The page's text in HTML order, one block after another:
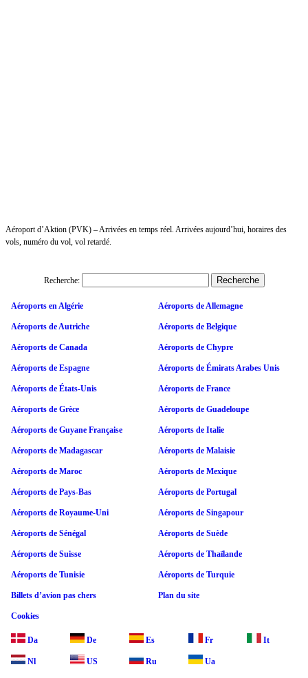
Aéroport d’Aktion (PVK) – Arrivées en temps réel. Arrivées aujourd’hui, horaires des
vols, numéro du vol, vol retardé.
Recherche:
Aéroports en Algérie Aéroports de Allemagne
Aéroports de Autriche Aéroports de Belgique
Aéroports de Canada Aéroports de Chypre
Aéroports de Espagne Aéroports de Émirats Arabes Unis
Aéroports de États-Unis Aéroports de France
Aéroports de Grèce Aéroports de Guadeloupe
Aéroports de Guyane Française Aéroports de Italie
Aéroports de Madagascar Aéroports de Malaisie
Aéroports de Maroc Aéroports de Mexique
Aéroports de Pays-Bas Aéroports de Portugal
Aéroports de Royaume-Uni Aéroports de Singapour
Aéroports de Sénégal Aéroports de Suède
Aéroports de Suisse Aéroports de Thaïlande
Aéroports de Tunisie Aéroports de Turquie
Billets d’avion pas chers Plan du site
Cookies
Da De Es Fr It
Nl US Ru Ua